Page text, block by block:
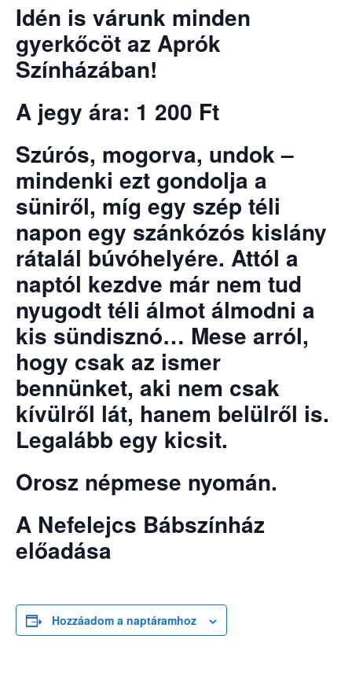
Idén is várunk minden
gyerkőcöt az Aprók
Színházában!
A jegy ára: 1 200 Ft
Szúrós, mogorva, undok –
mindenki ezt gondolja a
süniről, míg egy szép téli
napon egy szánkózós kislány
rátalál búvóhelyére. Attól a
naptól kezdve már nem tud
nyugodt téli álmot álmodni a
kis sündisznó… Mese arról,
hogy csak az ismer
bennünket, aki nem csak
kívülről lát, hanem belülről is.
Legalább egy kicsit.
Orosz népmese nyomán.
A Nefelejcs Bábszínház
előadása
Hozzáadom a naptáramhoz